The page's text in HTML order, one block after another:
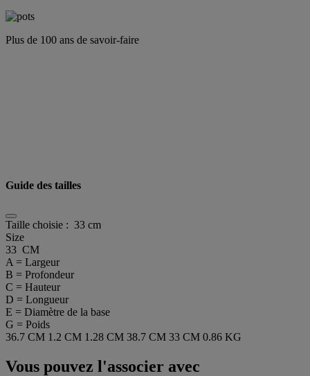
Plus de 100 ans de savoir-faire
Guide des tailles
Taille choisie : 33 cm
Size
33 CM
A = Largeur
B = Profondeur
C = Hauteur
D = Longueur
E = Diamètre de la base
G = Poids
36.7 CM 1.2 CM 1.28 CM 38.7 CM 33 CM 0.86 KG
Vous pouvez l'associer avec